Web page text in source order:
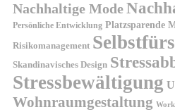
Nachhaltige Mode
Persönliche Entwicklung Platzsparende
Risikomanagement
Skandinavisches Design
Stressbewältigung
Wohnraumgestaltung